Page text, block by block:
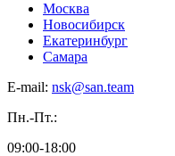
Москва
Новосибирск
Екатеринбург
Самара
E-mail: nsk@san.team
Пн.-Пт.:
09:00-18:00